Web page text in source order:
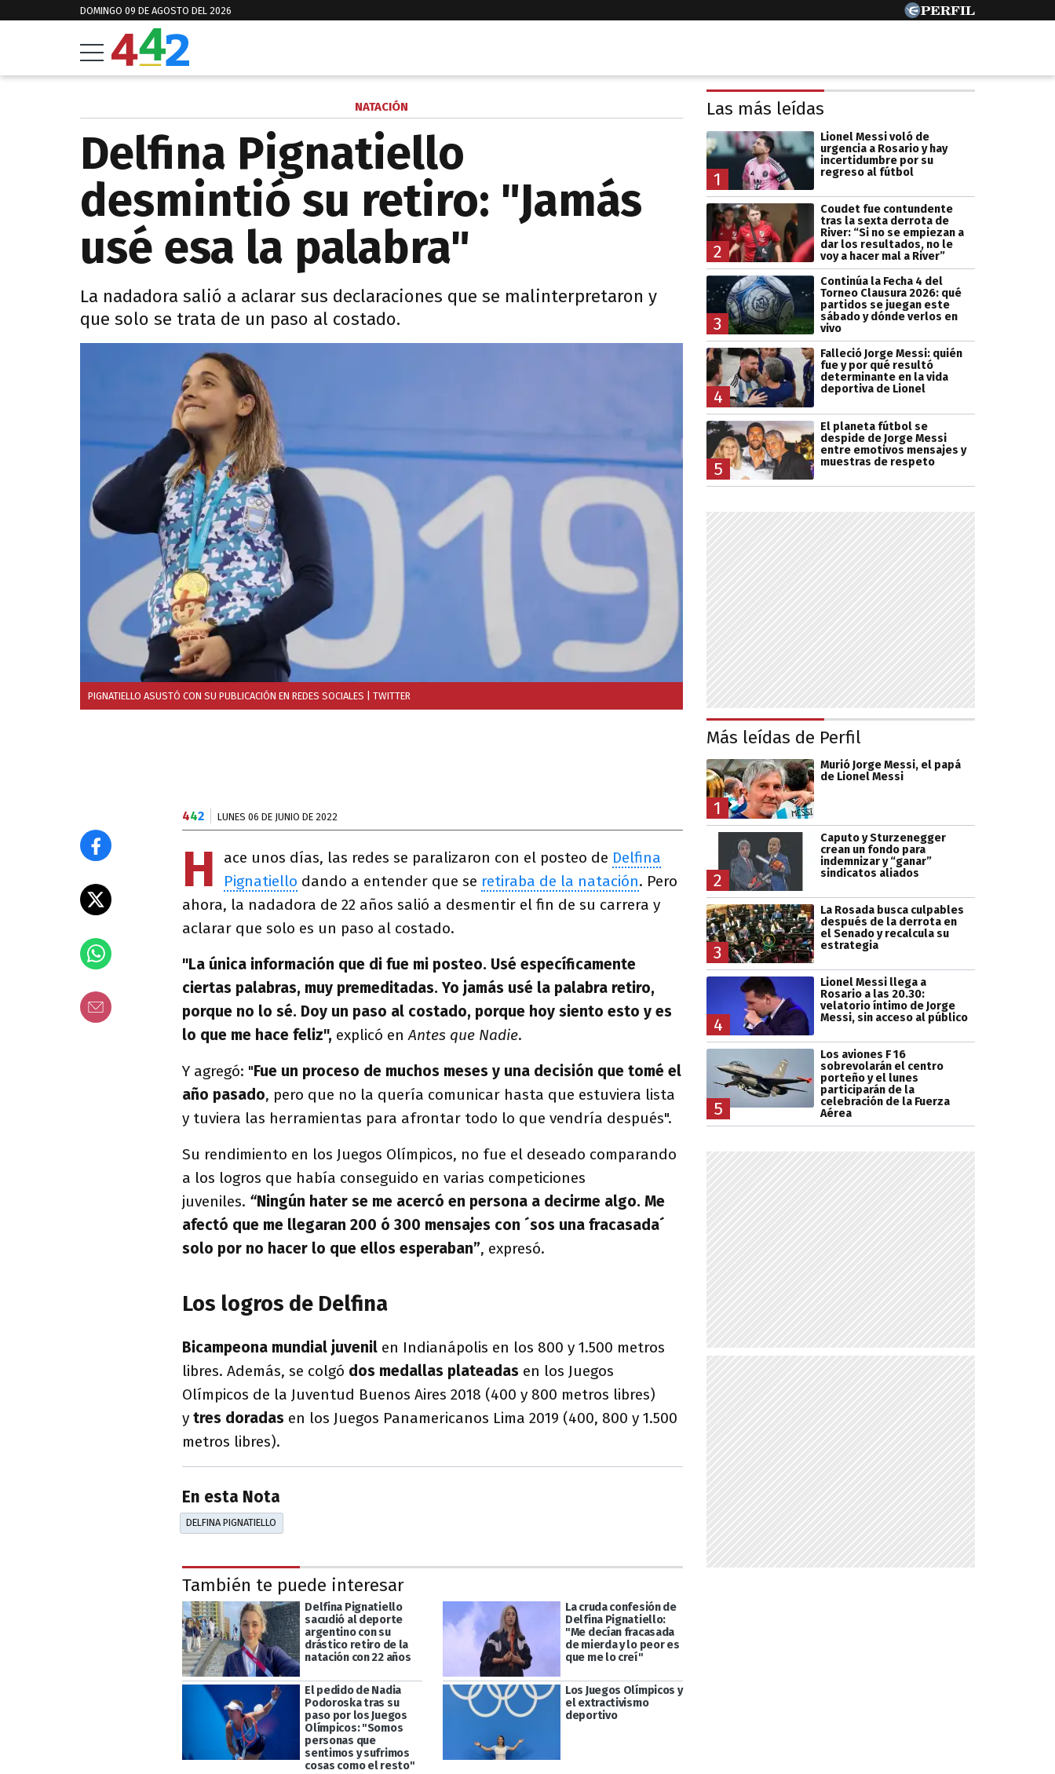
DOMINGO 09 DE AGOSTO DEL 2026
NATACIÓN
Delfina Pignatiello
desmintió su retiro: "Jamás
usé esa la palabra"
La nadadora salió a aclarar sus declaraciones que se malinterpretaron y
que solo se trata de un paso al costado.
PIGNATIELLO ASUSTÓ CON SU PUBLICACIÓN EN REDES SOCIALES | TWITTER
442 LUNES 06 DE JUNIO DE 2022
H ace unos días, las redes se paralizaron con el posteo de Delfina
Pignatiello dando a entender que se retiraba de la natación. Pero
ahora, la nadadora de 22 años salió a desmentir el fin de su carrera y
aclarar que solo es un paso al costado.
"La única información que di fue mi posteo. Usé específicamente
ciertas palabras, muy premeditadas. Yo jamás usé la palabra retiro,
porque no lo sé. Doy un paso al costado, porque hoy siento esto y es
lo que me hace feliz", explicó enAntes que Nadie.
Y agregó: "Fue un proceso de muchos meses y una decisión que tomé el
año pasado, pero que no la quería comunicar hasta que estuviera lista
y tuviera las herramientas para afrontar todo lo que vendría después".
Su rendimiento en los Juegos Olímpicos, no fue el deseado comparando
a los logros que había conseguido en varias competiciones
juveniles. “Ningún hater se me acercó en persona a decirme algo. Me
afectó que me llegaran 200 ó 300 mensajes con ´sos una fracasada´
solo por no hacer lo que ellos esperaban”, expresó.
Los logros de Delfina
Bicampeona mundial juvenil en Indianápolis en los 800 y 1.500 metros
libres. Además, se colgó dos medallas plateadas en los Juegos
Olímpicos de la Juventud Buenos Aires 2018 (400 y 800 metros libres)
y tres doradas en los Juegos Panamericanos Lima 2019 (400, 800 y 1.500
metros libres).
En esta Nota
DELFINA PIGNATIELLO
También te puede interesar
Delfina Pignatiello
sacudió al deporte
argentino con su
drástico retiro de la
natación con 22 años
La cruda confesión de
Delfina Pignatiello:
"Me decían fracasada
de mierda y lo peor es
que me lo creí"
El pedido de Nadia
Podoroska tras su
paso por los Juegos
Olímpicos: "Somos
personas que
sentimos y sufrimos
cosas como el resto"
Los Juegos Olímpicos y
el extractivismo
deportivo
Las más leídas
1
Lionel Messi voló de
urgencia a Rosario y hay
incertidumbre por su
regreso al fútbol
2
Coudet fue contundente
tras la sexta derrota de
River: “Si no se empiezan a
dar los resultados, no le
voy a hacer mal a River”
3
Continúa la Fecha 4 del
Torneo Clausura 2026: qué
partidos se juegan este
sábado y dónde verlos en
vivo
4
Falleció Jorge Messi: quién
fue y por qué resultó
determinante en la vida
deportiva de Lionel
5
El planeta fútbol se
despide de Jorge Messi
entre emotivos mensajes y
muestras de respeto
Más leídas de Perfil
1
Murió Jorge Messi, el papá
de Lionel Messi
2
Caputo y Sturzenegger
crean un fondo para
indemnizar y “ganar”
sindicatos aliados
3
La Rosada busca culpables
después de la derrota en
el Senado y recalcula su
estrategia
4
Lionel Messi llega a
Rosario a las 20.30:
velatorio íntimo de Jorge
Messi, sin acceso al público
5
Los aviones F 16
sobrevolarán el centro
porteño y el lunes
participarán de la
celebración de la Fuerza
Aérea